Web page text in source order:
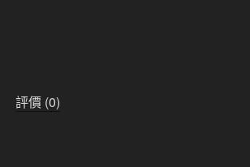
評價 (0)